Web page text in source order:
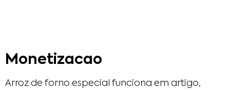
Monetizacao
Arroz de forno especial funciona em artigo,